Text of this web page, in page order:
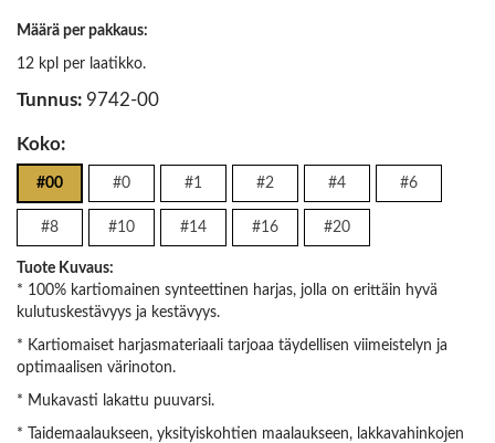
Määrä per pakkaus:
12 kpl per laatikko.
Tunnus: 9742-00
Koko:
#00 #0 #1 #2 #4 #6
#8 #10 #14 #16 #20
Tuote Kuvaus:
* 100% kartiomainen synteettinen harjas, jolla on erittäin hyvä
kulutuskestävyys ja kestävyys.
* Kartiomaiset harjasmateriaali tarjoaa täydellisen viimeistelyn ja
optimaalisen värinoton.
* Mukavasti lakattu puuvarsi.
* Taidemaalaukseen, yksityiskohtien maalaukseen, lakkavahinkojen